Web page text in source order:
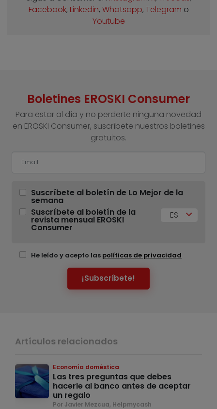
Facebook, Linkedin, Whatsapp, Telegram o
Youtube
Boletines EROSKI Consumer
Para estar al día y no perderte ninguna novedad
en EROSKI Consumer, suscríbete nuestros boletines
gratuitos.
Suscríbete al boletín de Lo Mejor de la
semana
Suscríbete al boletín de la
revista mensual EROSKI
Consumer
ES
He leído y acepto las políticas de privacidad
¡Subscríbete!
Artículos relacionados
Economía doméstica
Las tres preguntas que debes
hacerle al banco antes de aceptar
un regalo
Por Javier Mezcua, Helpmycash